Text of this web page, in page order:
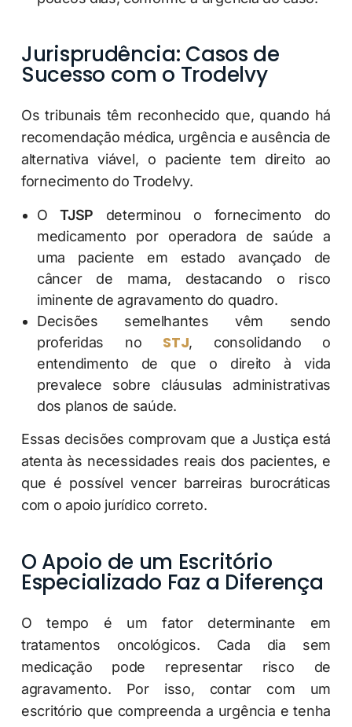
Jurisprudência: Casos de
Sucesso com o Trodelvy
Os tribunais têm reconhecido que, quando há
recomendação médica, urgência e ausência de
alternativa viável, o paciente tem direito ao
fornecimento do Trodelvy.
OTJSP determinou o fornecimento do
medicamento por operadora de saúde a
uma paciente em estado avançado de
câncer de mama, destacando o risco
iminente de agravamento do quadro.
Decisões semelhantes vêm sendo
proferidas no STJ, consolidando o
entendimento de que o direito à vida
prevalece sobre cláusulas administrativas
dos planos de saúde.
Essas decisões comprovam que a Justiça está
atenta às necessidades reais dos pacientes, e
que é possível vencer barreiras burocráticas
com o apoio jurídico correto.
O Apoio de um Escritório
Especializado Faz a Diferença
O tempo é um fator determinante em
tratamentos oncológicos. Cada dia sem
medicação pode representar risco de
agravamento. Por isso, contar com um
escritório que compreenda a urgência e tenha